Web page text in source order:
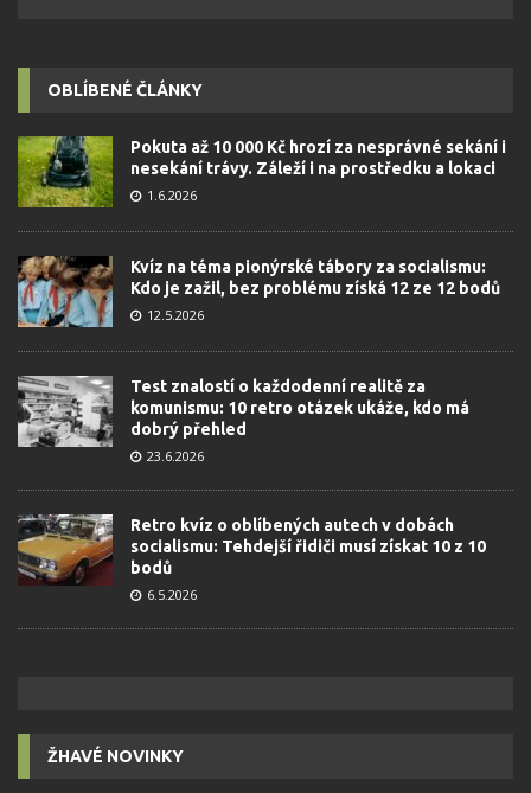
OBLÍBENÉ ČLÁNKY
Pokuta až 10 000 Kč hrozí za nesprávné sekání i
nesekání trávy. Záleží i na prostředku a lokaci
1.6.2026
Kvíz na téma pionýrské tábory za socialismu:
Kdo je zažil, bez problému získá 12 ze 12 bodů
12.5.2026
Test znalostí o každodenní realitě za
komunismu: 10 retro otázek ukáže, kdo má
dobrý přehled
23.6.2026
Retro kvíz o oblíbených autech v dobách
socialismu: Tehdejší řidiči musí získat 10 z 10
bodů
6.5.2026
ŽHAVÉ NOVINKY